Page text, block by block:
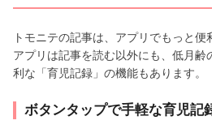
トモニテの記事は、アプリでもっと便
アプリは記事を読む以外にも、低月齢
利な「育児記録」の機能もあります。
ボタンタップで手軽な育児記